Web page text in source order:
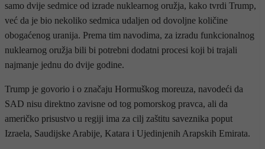
samo dvije sedmice od izrade nuklearnog oružja, kako tvrdi Trump,
već da je bio nekoliko sedmica udaljen od dovoljne količine
obogaćenog uranija. Prema tim navodima, za izradu funkcionalnog
nuklearnog oružja bili bi potrebni dodatni procesi koji bi trajali
najmanje jednu do dvije godine.
Trump je govorio i o značaju Hormuškog moreuza, navodeći da
SAD nisu direktno zavisne od tog pomorskog pravca, ali da
američko prisustvo u regiji ima za cilj zaštitu saveznika poput
Izraela, Saudijske Arabije, Katara i Ujedinjenih Arapskih Emirata.